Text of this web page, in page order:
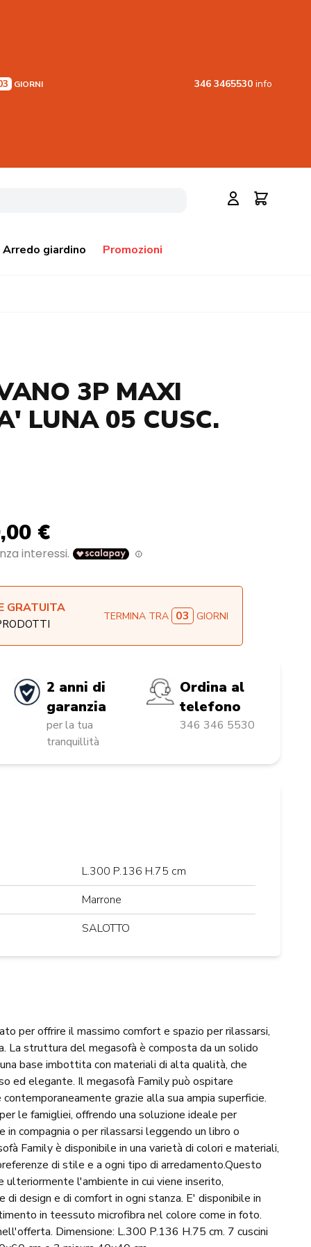
GIORNI 346 3465530 info
Carrello
Arredo giardino Promozioni
3P MAXI
LUNA 05 CUSC.
€
GRATUITA
TERMINA TRA 03 GIORNI
2 anni di
garanzia
per la tua
tranquillità
Ordina al
telefono
346 346 5530
L.300 P.136 H.75 cm
Marrone
SALOTTO
per offrire il massimo comfort e spazio per rilassarsi,
La struttura del megasofà è composta da un solido
base imbottita con materiali di alta qualità, che
ed elegante. Il megasofà Family può ospitare
grazie alla sua ampia superficie.
le famigliei, offrendo una soluzione ideale per
in compagnia o per rilassarsi leggendo un libro o
Family è disponibile in una varietà di colori e materiali,
di stile e a ogni tipo di arredamento.Questo
l'ambiente in cui viene inserito,
di design e di comfort in ogni stanza. E' disponibile in
in teessuto microfibra nel colore come in foto.
Dimensione: L.300 P.136 H.75 cm. 7 cuscini